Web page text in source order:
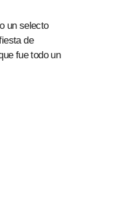
un selecto
de
fue todo un